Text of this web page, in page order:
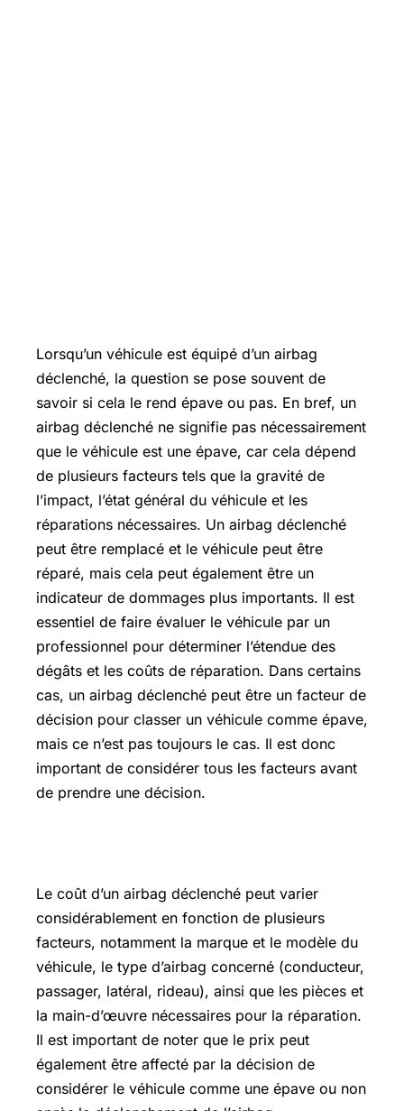
Lorsqu’un véhicule est équipé d’un airbag
déclenché, la question se pose souvent de
savoir si cela le rend épave ou pas. En bref, un
airbag déclenché ne signifie pas nécessairement
que le véhicule est une épave, car cela dépend
de plusieurs facteurs tels que la gravité de
l’impact, l’état général du véhicule et les
réparations nécessaires. Un airbag déclenché
peut être remplacé et le véhicule peut être
réparé, mais cela peut également être un
indicateur de dommages plus importants. Il est
essentiel de faire évaluer le véhicule par un
professionnel pour déterminer l’étendue des
dégâts et les coûts de réparation. Dans certains
cas, un airbag déclenché peut être un facteur de
décision pour classer un véhicule comme épave,
mais ce n’est pas toujours le cas. Il est donc
important de considérer tous les facteurs avant
de prendre une décision.
Le coût d’un airbag déclenché peut varier
considérablement en fonction de plusieurs
facteurs, notamment la marque et le modèle du
véhicule, le type d’airbag concerné (conducteur,
passager, latéral, rideau), ainsi que les pièces et
la main-d’œuvre nécessaires pour la réparation.
Il est important de noter que le prix peut
également être affecté par la décision de
considérer le véhicule comme une épave ou non